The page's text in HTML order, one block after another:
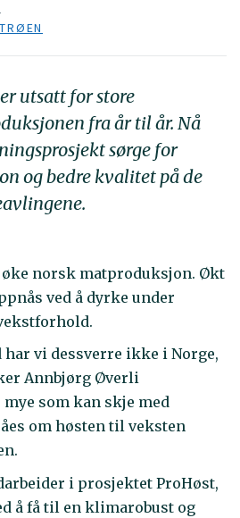
utsatt for store
fra år til år. Nå
sørge for
og bedre kvalitet på de
øke norsk matproduksjon. Økt
ved å dyrke under
vi dessverre ikke i Norge,
Annbjørg Øverli
som kan skje med
om høsten til veksten
i prosjektet ProHøst,
å få til en klimarobust og